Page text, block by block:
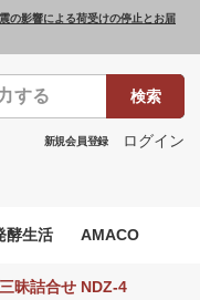
の影響による荷受けの停止とお届
検索
新規会員登録 ログイン
酵生活 AMACO
昧詰合せ NDZ-4